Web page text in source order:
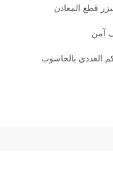
قطع المعادن
آمن
العددي بالحاسوب